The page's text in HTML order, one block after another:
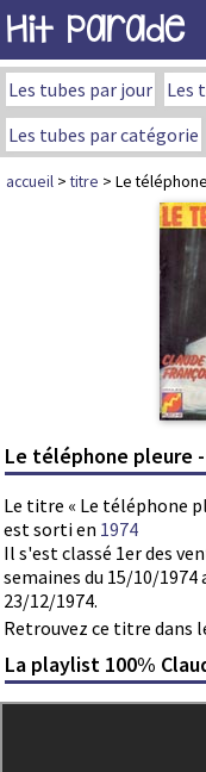
Hit Parade
Les tubes par jour Les
Les tubes par catégorie
accueil >titre > Le
Le téléphone pleure
Le titre « Le téléphone
est sorti en 1974
Il s'est classé 1er des
semaines du 15/10/1974
23/12/1974.
Retrouvez ce titre dans
La playlist 100%